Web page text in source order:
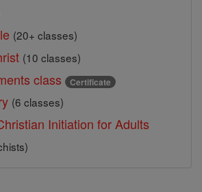
(20+ classes)
(10 classes)
class Certificate
(6 classes)
Initiation for Adults